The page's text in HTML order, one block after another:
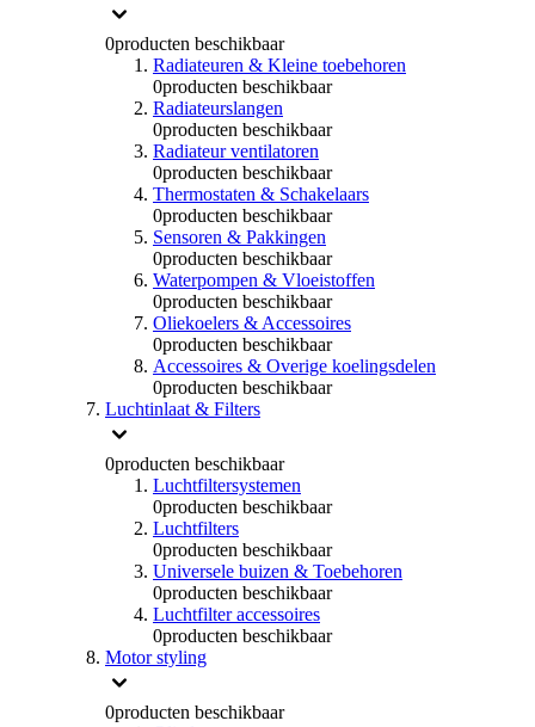
0producten beschikbaar
Radiateuren & Kleine toebehoren
0producten beschikbaar
Radiateurslangen
0producten beschikbaar
Radiateur ventilatoren
0producten beschikbaar
Thermostaten & Schakelaars
0producten beschikbaar
Sensoren & Pakkingen
0producten beschikbaar
Waterpompen & Vloeistoffen
0producten beschikbaar
Oliekoelers & Accessoires
0producten beschikbaar
Accessoires & Overige koelingsdelen
0producten beschikbaar
Luchtinlaat & Filters
0producten beschikbaar
Luchtfiltersystemen
0producten beschikbaar
Luchtfilters
0producten beschikbaar
Universele buizen & Toebehoren
0producten beschikbaar
Luchtfilter accessoires
0producten beschikbaar
Motor styling
0producten beschikbaar